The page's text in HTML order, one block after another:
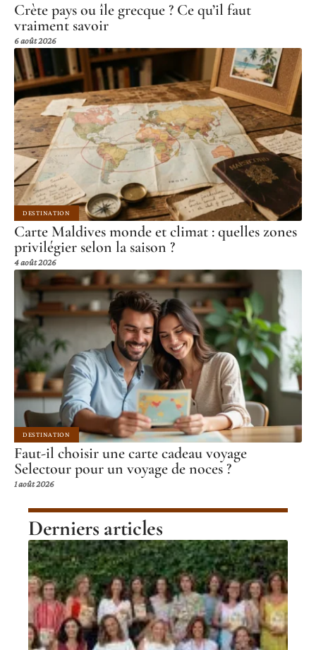
Crète pays ou île grecque ? Ce qu’il faut
vraiment savoir
6 août 2026
DESTINATION
Carte Maldives monde et climat : quelles zones
privilégier selon la saison ?
4 août 2026
DESTINATION
Faut-il choisir une carte cadeau voyage
Selectour pour un voyage de noces ?
1 août 2026
Derniers articles